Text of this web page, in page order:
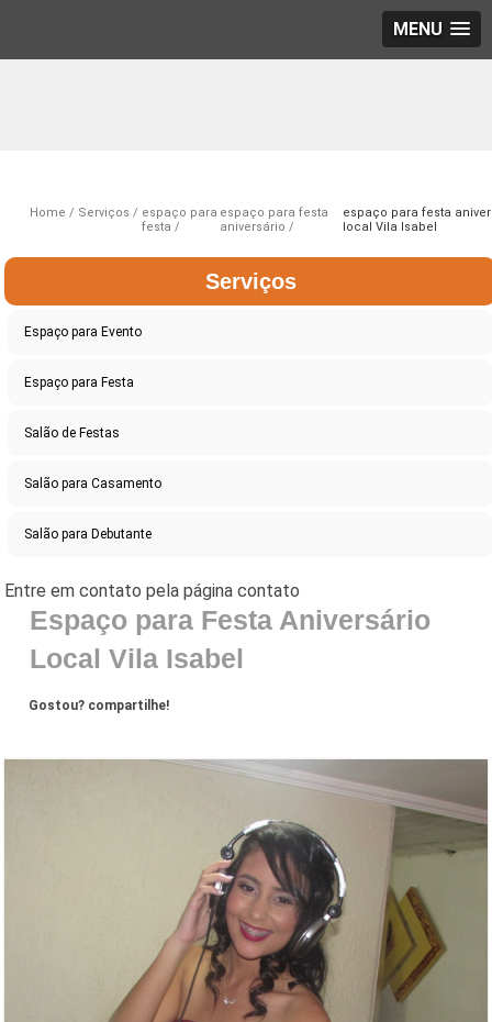
MENU
Home Serviços
espaço para
festa
espaço para festa
aniversário
espaço para festa
local Vila Isabel
Serviços
Espaço para Evento
Espaço para Festa
Salão de Festas
Salão para Casamento
Salão para Debutante
Espaço para Festa Aniversário
Local Vila Isabel
Gostou? compartilhe!